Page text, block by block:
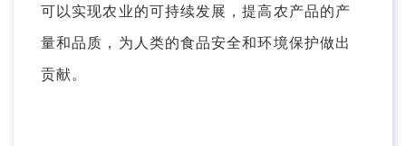
可以实现农业的可持续发展，提高农产品的产
量和品质，为人类的食品安全和环境保护做出
贡献。